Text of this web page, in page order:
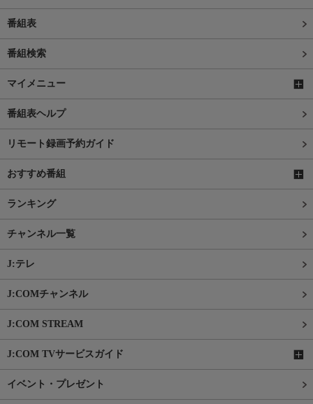
番組表
番組検索
マイメニュー
番組表ヘルプ
リモート録画予約ガイド
おすすめ番組
ランキング
チャンネル一覧
J:テレ
J:COMチャンネル
J:COM STREAM
J:COM TVサービスガイド
イベント・プレゼント